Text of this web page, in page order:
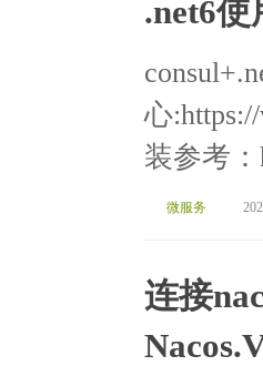
.net6使
心
装参考：
微服务
连接